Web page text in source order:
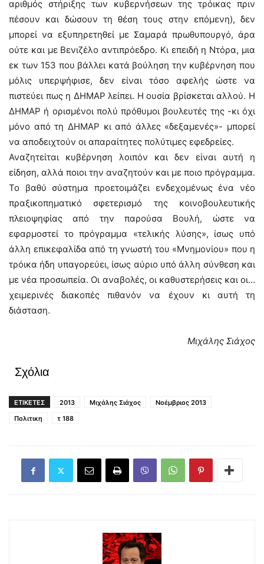
αριθμός στήριξης των κυβερνήσεων της τρόικας πριν
πέσουν και δώσουν τη θέση τους στην επόμενη), δεν
μπορεί να εξυπηρετηθεί με Σαμαρά πρωθυπουργό, άρα
ούτε και με Βενιζέλο αντιπρόεδρο. Κι επειδή η Ντόρα, μια
εκ των 153 που βάλλει κατά βούληση την κυβέρνηση που
μόλις υπερψήφισε, δεν είναι τόσο αφελής ώστε να
πιστεύει πως η ΔΗΜΑΡ λείπει. Η ουσία βρίσκεται αλλού. Η
ΔΗΜΑΡ ή ορισμένοι πολύ πρόθυμοι βουλευτές της -κι όχι
μόνο από τη ΔΗΜΑΡ κι από άλλες «δεξαμενές»- μπορεί
να αποδειχτούν οι απαραίτητες πολύτιμες εφεδρείες.
Αναζητείται κυβέρνηση λοιπόν και δεν είναι αυτή η
είδηση, αλλά ποιοι την αναζητούν και με ποιο πρόγραμμα.
Το βαθύ σύστημα προετοιμάζει ενδεχομένως ένα νέο
πραξικοπηματικό σφετερισμό της κοινοβουλευτικής
πλειοψηφίας από την παρούσα Βουλή, ώστε να
εφαρμοστεί το πρόγραμμα «τελικής λύσης», ίσως υπό
άλλη επικεφαλίδα από τη γνωστή του «Μνημονίου» που η
τρόικα ήδη υπαγορεύει, ίσως αύριο υπό άλλη σύνθεση και
με νέα προσωπεία. Οι αναβολές, οι καθυστερήσεις και οι…
χειμερινές διακοπές πιθανόν να έχουν κι αυτή τη
διάσταση.
Μιχάλης Σιάχος
Σχόλια
ΕΤΙΚΕΤΕΣ 2013 Μιχάλης Σιάχος
Νοέμβριος 2013
Πολιτικη
τ 188